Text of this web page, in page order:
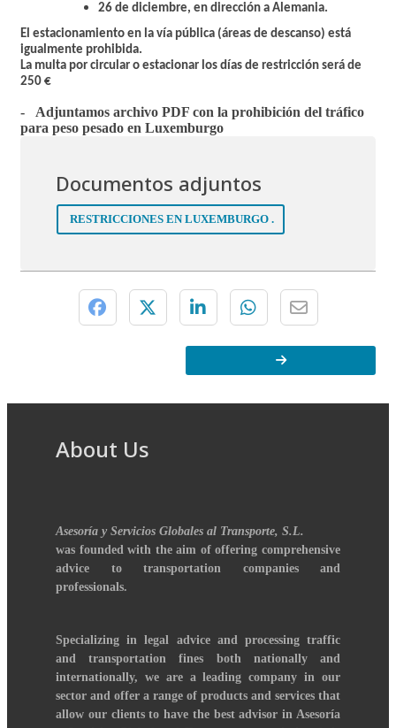
26 de diciembre, en dirección a Alemania.
El estacionamiento en la vía pública (áreas de descanso) está
igualmente prohibida.
La multa por circular o estacionar los días de restricción será de
250 €
- Adjuntamos archivo PDF con la prohibición del tráfico
para peso pesado en Luxemburgo
Documentos adjuntos
RESTRICCIONES EN LUXEMBURGO .
About Us
Asesoría y Servicios Globales al Transporte, S.L.
was founded with the aim of offering comprehensive
advice to transportation companies and
professionals.
Specializing in legal advice and processing traffic
and transportation fines both nationally and
internationally, we are a leading company in our
sector and offer a range of products and services that
allow our clients to have the best advisor in Asesoría